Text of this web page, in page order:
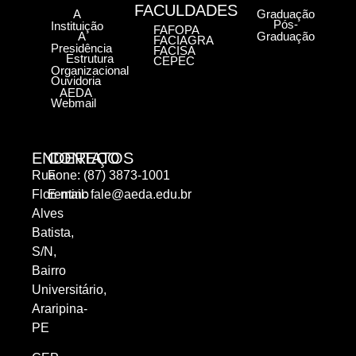
ENDEREÇO
Rua
Florentino
Alves
Batista,
S/N,
Bairro
Universitário,
Araripina-
PE
CONTATOS
Fone: (87) 3873-1001
E-mail:fale@aeda.edu.br
A
Instituição
A
Presidência
Estrutura
Organizacional
Ouvidoria
AEDA
Webmail
FACULDADES
FAFOPA
FACIAGRA
FACISA
CEPEC
Graduação
Pós-
Graduação